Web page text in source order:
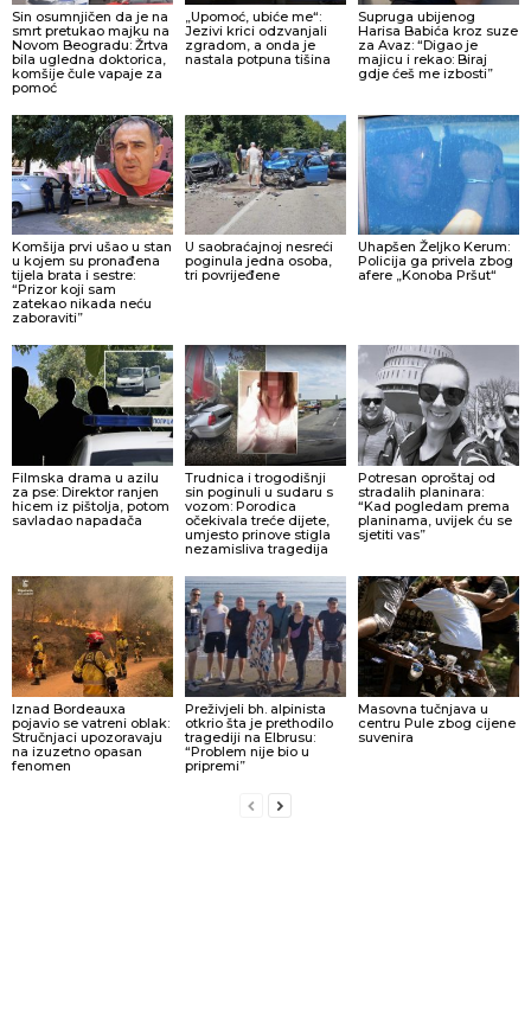
Sin osumnjičen da je na
smrt pretukao majku na
Novom Beogradu: Žrtva
bila ugledna doktorica,
komšije čule vapaje za
pomoć
„Upomoć, ubiće me“:
Jezivi krici odzvanjali
zgradom, a onda je
nastala potpuna tišina
Supruga ubijenog
Harisa Babića kroz suze
za Avaz: “Digao je
majicu i rekao: Biraj
gdje ćeš me izbosti”
Komšija prvi ušao u stan
u kojem su pronađena
tijela brata i sestre:
“Prizor koji sam
zatekao nikada neću
zaboraviti”
U saobraćajnoj nesreći
poginula jedna osoba,
tri povrijeđene
Uhapšen Željko Kerum:
Policija ga privela zbog
afere „Konoba Pršut“
Filmska drama u azilu
za pse: Direktor ranjen
hicem iz pištolja, potom
savladao napadača
Trudnica i trogodišnji
sin poginuli u sudaru s
vozom: Porodica
očekivala treće dijete,
umjesto prinove stigla
nezamisliva tragedija
Potresan oproštaj od
stradalih planinara:
“Kad pogledam prema
planinama, uvijek ću se
sjetiti vas”
Iznad Bordeauxa
pojavio se vatreni oblak:
Stručnjaci upozoravaju
na izuzetno opasan
fenomen
Preživjeli bh. alpinista
otkrio šta je prethodilo
tragediji na Elbrusu:
“Problem nije bio u
pripremi”
Masovna tučnjava u
centru Pule zbog cijene
suvenira